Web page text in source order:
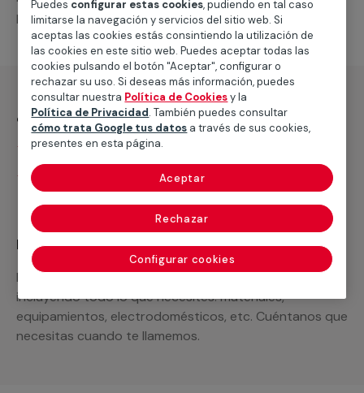
para que funcione correctamente.
¿Qué incluye?
Desplazamiento
Presupuesto gratis y sin compromiso
Recuerda que en MULTIMAP
Podemos ofrecer cualquier servicio a medida
incluyendo todo lo que necesites: materiales,
equipamientos, electrodomésticos, etc. Cuéntanos que
necesitas cuando te llamemos.
Puedes configurar estas cookies, pudiendo en tal caso
limitarse la navegación y servicios del sitio web. Si
aceptas las cookies estás consintiendo la utilización de
las cookies en este sitio web. Puedes aceptar todas las
cookies pulsando el botón "Aceptar", configurar o
rechazar su uso. Si deseas más información, puedes
consultar nuestra Política de Cookiesy la
Política de Privacidad. También puedes consultar
cómo trata Google tus datos a través de sus cookies,
presentes en esta página.
Configurar cookies
Rechazar
Aceptar